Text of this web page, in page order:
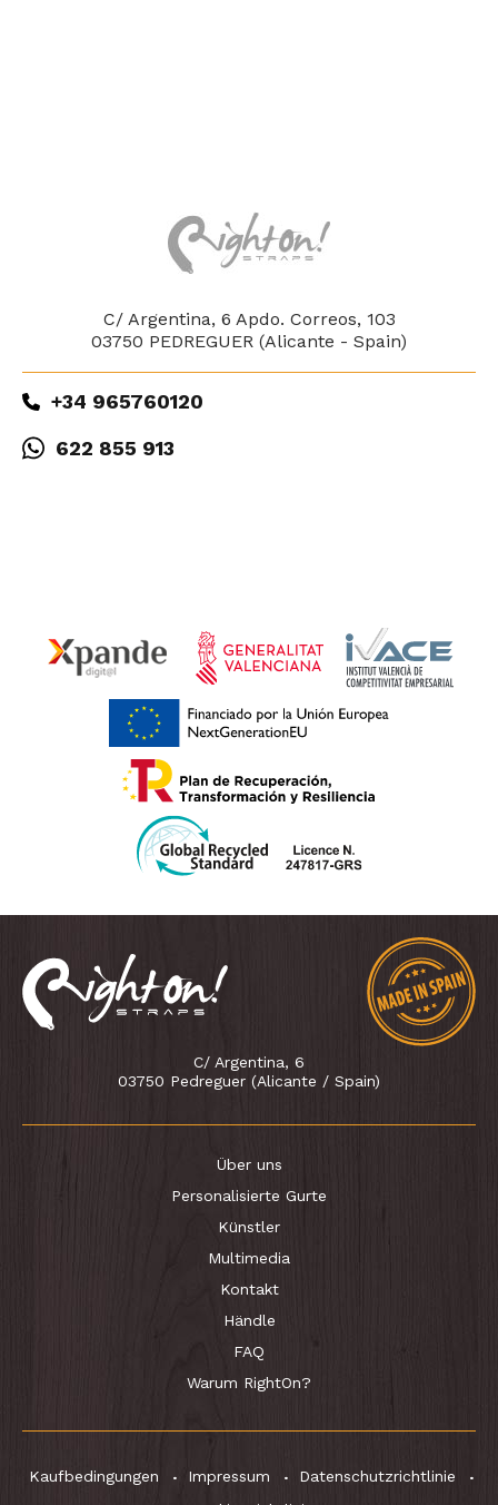
C/ Argentina, 6 Apdo. Correos, 103
03750 PEDREGUER (Alicante - Spain)
+34 965760120
622 855 913
C/ Argentina, 6
03750 Pedreguer (Alicante / Spain)
Über uns
Personalisierte Gurte
Künstler
Multimedia
Kontakt
Händle
FAQ
Warum RightOn?
Kaufbedingungen Impressum
Datenschutzrichtlinie